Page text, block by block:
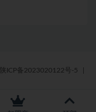
陕ICP备2023020122号-5